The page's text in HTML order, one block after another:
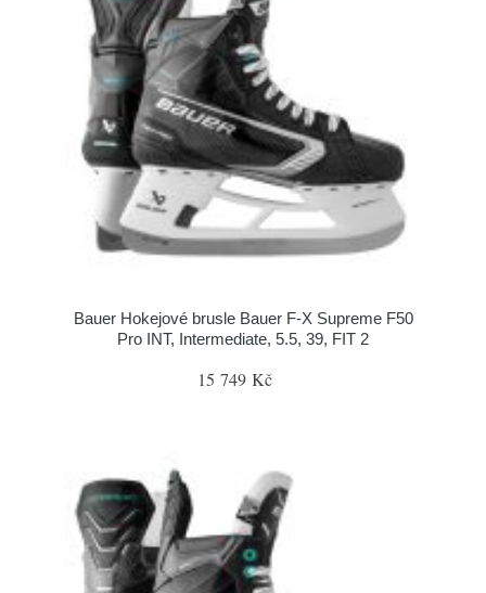
Bauer Hokejové brusle Bauer F-X Supreme F50
Pro INT, Intermediate, 5.5, 39, FIT 2
15 749 Kč